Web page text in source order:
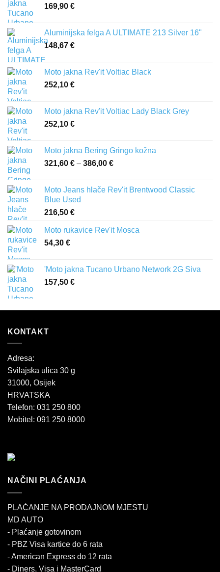
169,90 €
Aluminijska felga A ULTIMATE 213 Silver 16"
148,67 €
Moto jakna Rev'it Voltiac Black
252,10 €
Moto jakna Rev'it Voltiac Lady Black Grey
252,10 €
Moto jakna Bering Gringo kožna
321,60 € – 386,00 €
321,60 €
Moto Jeans hlače Rev'it Brentwood Classic
Blue Used
216,50 €
Moto rukavice Rev'it Mosca
54,30 €
'Moto jakna Tucano Urbano Network 2G Siva
157,50 €
KONTAKT
Adresa:
Svilajska ulica 30 g
31000, Osijek
HRVATSKA
Telefon: 031 250 800
Mobitel: 091 250 8000
NAČINI PLAĆANJA
PLAĆANJE NA PRODAJNOM MJESTU
MD AUTO
- Plaćanje gotovinom
- PBZ Visa kartice do 6 rata
- American Express do 12 rata
- Diners, Visa i MasterCard